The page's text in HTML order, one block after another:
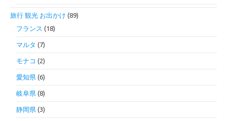
旅行 観光 お出かけ (89)
フランス (18)
マルタ (7)
モナコ (2)
愛知県 (6)
岐阜県 (8)
静岡県 (3)